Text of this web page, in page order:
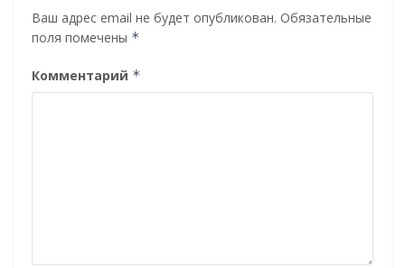
Ваш адрес email не будет опубликован. Обязательные
поля помечены *
Комментарий *